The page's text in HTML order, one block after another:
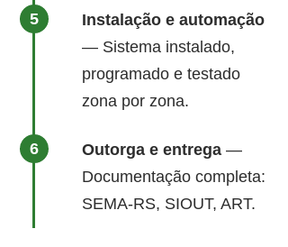
Instalação e automação
— Sistema instalado,
programado e testado
zona por zona.
Outorga e entrega —
Documentação completa:
SEMA-RS, SIOUT, ART.